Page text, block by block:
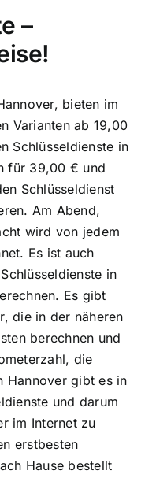
–
bieten im
Varianten ab 19,00
Schlüsseldienste in
für 39,00 € und
Schlüsseldienst
Am Abend,
wird von jedem
Es ist auch
in
Es gibt
die in der näheren
berechnen und
die
Hannover gibt es in
und darum
im Internet zu
erstbesten
Hause bestellt